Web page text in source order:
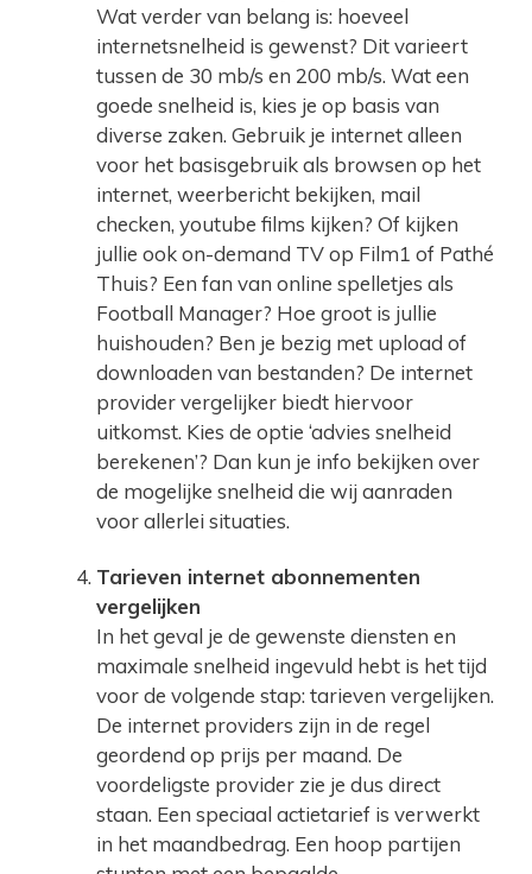
Wat verder van belang is: hoeveel
internetsnelheid is gewenst? Dit varieert
tussen de 30 mb/s en 200 mb/s. Wat een
goede snelheid is, kies je op basis van
diverse zaken. Gebruik je internet alleen
voor het basisgebruik als browsen op het
internet, weerbericht bekijken, mail
checken, youtube films kijken? Of kijken
jullie ook on-demand TV op Film1 of Pathé
Thuis? Een fan van online spelletjes als
Football Manager? Hoe groot is jullie
huishouden? Ben je bezig met upload of
downloaden van bestanden? De internet
provider vergelijker biedt hiervoor
uitkomst. Kies de optie ‘advies snelheid
berekenen’? Dan kun je info bekijken over
de mogelijke snelheid die wij aanraden
voor allerlei situaties.
Tarieven internet abonnementen
vergelijken
In het geval je de gewenste diensten en
maximale snelheid ingevuld hebt is het tijd
voor de volgende stap: tarieven vergelijken.
De internet providers zijn in de regel
geordend op prijs per maand. De
voordeligste provider zie je dus direct
staan. Een speciaal actietarief is verwerkt
in het maandbedrag. Een hoop partijen